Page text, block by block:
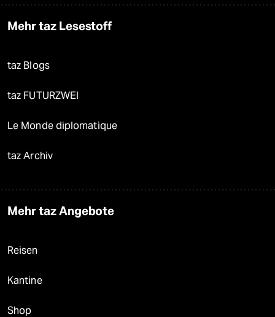
Mehr taz Lesestoff
taz Blogs
taz FUTURZWEI
Le Monde diplomatique
taz Archiv
Mehr taz Angebote
Reisen
Kantine
Shop